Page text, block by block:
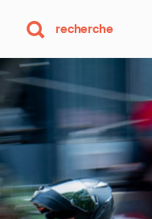
une
photo
par
jour
recherche